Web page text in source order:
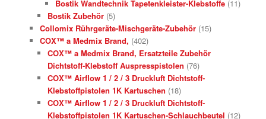
Bostik Wandtechnik Tapetenkleister-Klebstoffe (11)
Bostik Zubehör (5)
Collomix Rührgeräte-Mischgeräte-Zubehör (15)
COX™ a Medmix Brand, (402)
COX™ a Medmix Brand, Ersatzteile Zubehör
Dichtstoff-Klebstoff Auspresspistolen (76)
COX™ Airflow 1 / 2 / 3 Druckluft Dichtstoff-
Klebstoffpistolen 1K Kartuschen (18)
COX™ Airflow 1 / 2 / 3 Druckluft Dichtstoff-
Klebstoffpistolen 1K Kartuschen-Schlauchbeutel (12)